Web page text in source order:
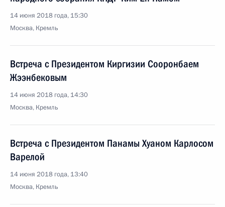
14 июня 2018 года, 15:30
Москва, Кремль
Встреча с Президентом Киргизии Сооронбаем
Жээнбековым
14 июня 2018 года, 14:30
Москва, Кремль
Встреча с Президентом Панамы Хуаном Карлосом
Варелой
14 июня 2018 года, 13:40
Москва, Кремль